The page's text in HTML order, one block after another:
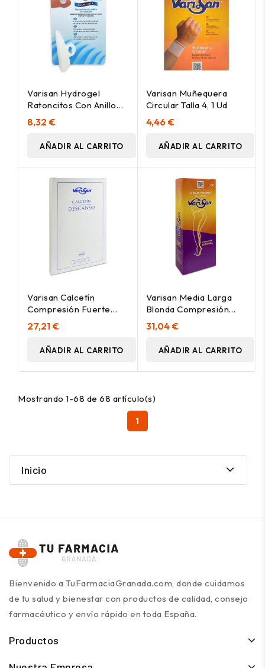
Varisan Hydrogel
Ratoncitos Con Anillo
De Sujeción Talla
Grande Pie Izquierdo, 1
8,32 €
AÑADIR AL CARRITO
Varisan Muñequera
Circular Talla 4, 1 Ud
4,46 €
AÑADIR AL CARRITO
Varisan Calcetín
Compresión Fuerte
Talla 3 Color Negro, 1
Par
27,21 €
AÑADIR AL CARRITO
Varisan Media Larga
Blonda Compresión
Normal Beige Talla 4, 1
Par
31,04 €
AÑADIR AL CARRITO
Mostrando 1-68 de 68 artículo(s)
1
Inicio
Bienvenido a TuFarmaciaGranada.com, donde cuidamos
de tu salud y bienestar con productos de calidad, consejo
farmacéutico y envío rápido en toda España.
Productos